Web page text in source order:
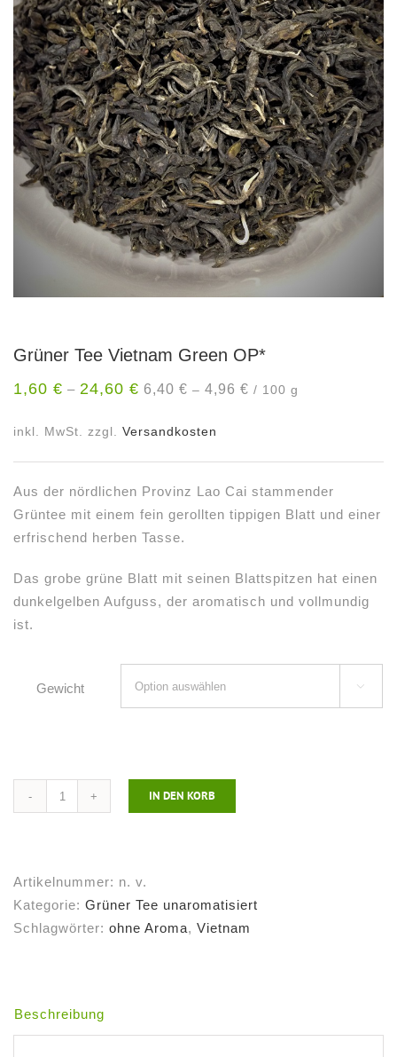
Grüner Tee Vietnam Green OP*
1,60 € – 24,60 € 6,40 € – 4,96 € / 100 g
inkl. MwSt. zzgl. Versandkosten
Aus der nördlichen Provinz Lao Cai stammender
Grüntee mit einem fein gerollten tippigen Blatt und einer
erfrischend herben Tasse.
Das grobe grüne Blatt mit seinen Blattspitzen hat einen
dunkelgelben Aufguss, der aromatisch und vollmundig
ist.
Gewicht 
OP*
Menge
IN DEN KORB
Artikelnummer: n. v.
Kategorie: Grüner Tee unaromatisiert
Schlagwörter: ohne Aroma, Vietnam
Beschreibung